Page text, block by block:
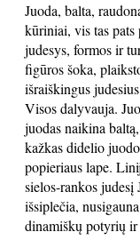
Juoda, balta,
kūriniai, vis tas pats
judesys, formos ir
figūros šoka,
išraiškingus
Visos dalyvauja.
juodas naikina
kažkas didelio
popieriaus lape.
sielos-rankos judesį
išsiplečia,
dinamiškų potyrių